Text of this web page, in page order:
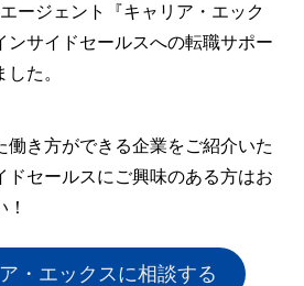
ージェント『キャリア・エック
ンサイドセールスへの転職サポー
た。
働き方ができる企業をご紹介いた
ドセールスにご興味のある方はお
・エックスに相談する